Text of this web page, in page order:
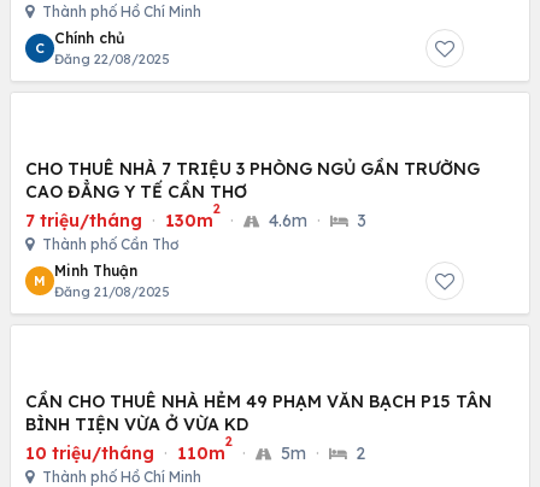
Thành phố Hồ Chí Minh
C
Chính chủ
Đăng 22/08/2025
CHO THUÊ NHÀ 7 TRIỆU 3 PHÒNG NGỦ GẦN TRƯỜNG
CAO ĐẲNG Y TẾ CẦN THƠ
7 triệu/tháng · 130m
2
· 4.6m · 3
Thành phố Cần Thơ
M
Minh Thuận
Đăng 21/08/2025
CẦN CHO THUÊ NHÀ HẺM 49 PHẠM VĂN BẠCH P15 TÂN
BÌNH TIỆN VỪA Ở VỪA KD
10 triệu/tháng · 110m
2
· 5m · 2
Thành phố Hồ Chí Minh